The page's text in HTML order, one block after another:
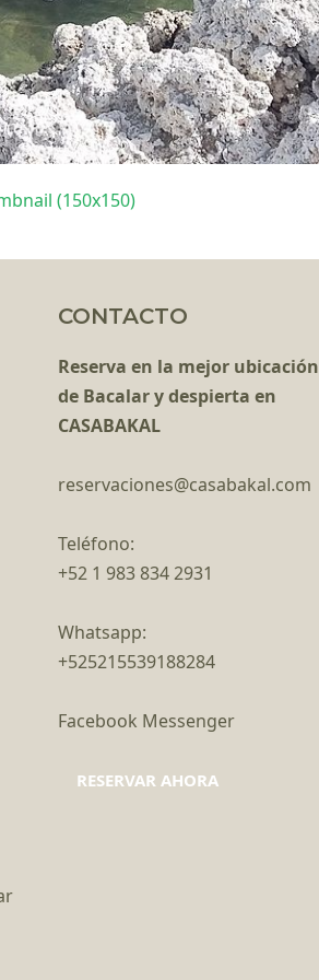
(150x150)
CONTACTO
Reserva en la mejor ubicación
de Bacalar y despierta en
CASABAKAL
reservaciones@casabakal.com
Teléfono:
+52 1 983 834 2931
Whatsapp:
+525215539188284
Facebook Messenger
RESERVAR AHORA